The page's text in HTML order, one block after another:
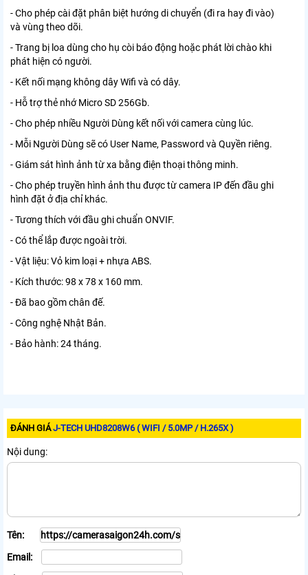
- Cho phép cài đặt phân biệt hướng di chuyển (đi ra hay đi vào)
và vùng theo dõi.
- Trang bị loa dùng cho hụ còi báo động hoặc phát lời chào khi
phát hiện có người.
- Kết nối mạng không dây Wifi và có dây.
- Hỗ trợ thẻ nhớ Micro SD 256Gb.
- Cho phép nhiều Người Dùng kết nối với camera cùng lúc.
- Mỗi Người Dùng sẽ có User Name, Password và Quyền riêng.
- Giám sát hình ảnh từ xa bằng điện thoại thông minh.
- Cho phép truyền hình ảnh thu được từ camera IP đến đầu ghi
hình đặt ở địa chỉ khác.
- Tương thích với đầu ghi chuẩn ONVIF.
- Có thể lắp được ngoài trời.
- Vật liệu: Vỏ kim loại + nhựa ABS.
- Kích thước: 98 x 78 x 160 mm.
- Đã bao gồm chân đế.
- Công nghệ Nhật Bản.
- Bảo hành: 24 tháng.
ĐÁNH GIÁJ-TECH UHD8208W6 ( WIFI / 5.0MP / H.265X )
Nội dung:
Tên:
Email: